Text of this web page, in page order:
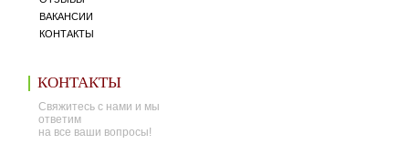
ВАКАНСИИ
КОНТАКТЫ
КОНТАКТЫ
Свяжитесь с нами и мы
ответим
на все ваши вопросы!